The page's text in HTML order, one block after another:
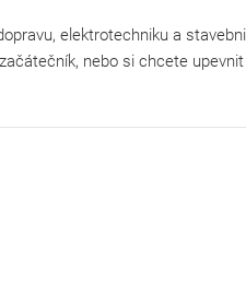
elektrotechniku a
nebo si chcete